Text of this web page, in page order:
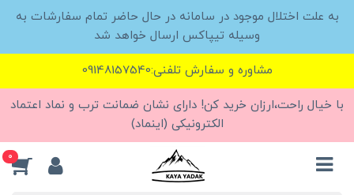
به علت اختلال موجود در سامانه در حال حاضر تمام سفارشات به
وسیله تیپاکس ارسال خواهد شد
مشاوره و سفارش تلفنی:09148157540
با خیال راحت،ارزان خرید کن! دارای نشان ضمانت ترب و نماد اعتماد
الکترونیکی (اینماد)
0